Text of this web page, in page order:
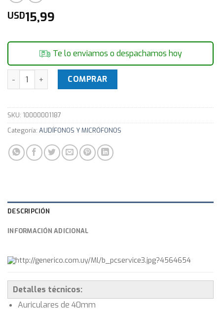
USD15,99
Te lo enviamos o despachamos hoy
Auricular Sprayloud Swag Amarillo cantidad
COMPRAR
SKU: 10000001187
Categoría: AUDÍFONOS Y MICRÓFONOS
DESCRIPCIÓN
INFORMACIÓN ADICIONAL
Detalles técnicos:
Auriculares de 40mm